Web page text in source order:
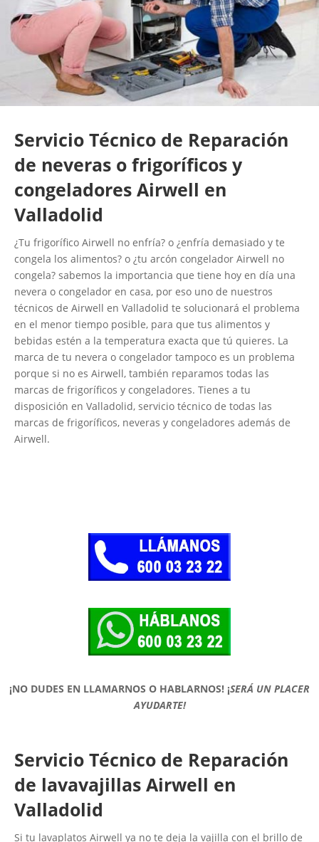
Servicio Técnico de Reparación
de neveras o frigoríficos y
congeladores Airwell en
Valladolid
¿Tu frigorífico Airwell no enfría? o ¿enfría demasiado y te
congela los alimentos? o ¿tu arcón congelador Airwell no
congela? sabemos la importancia que tiene hoy en día una
nevera o congelador en casa, por eso uno de nuestros
técnicos de Airwell en Valladolid te solucionará el problema
en el menor tiempo posible, para que tus alimentos y
bebidas estén a la temperatura exacta que tú quieres. La
marca de tu nevera o congelador tampoco es un problema
porque si no es Airwell, también reparamos todas las
marcas de frigoríficos y congeladores. Tienes a tu
disposición en Valladolid, servicio técnico de todas las
marcas de frigoríficos, neveras y congeladores además de
Airwell.
¡NO DUDES EN LLAMARNOS O HABLARNOS! ¡SERÁ UN PLACER
AYUDARTE!
Servicio Técnico de Reparación
de lavavajillas Airwell en
Valladolid
Si tu lavaplatos Airwell ya no te deja la vajilla con el brillo de